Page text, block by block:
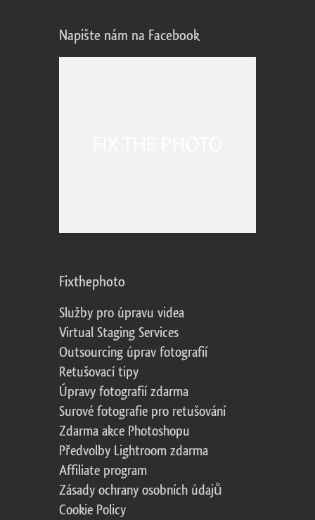
Napište nám na Facebook
Fixthephoto
Služby pro úpravu videa
Virtual Staging Services
Outsourcing úprav fotografií
Retušovací tipy
Úpravy fotografií zdarma
Surové fotografie pro retušování
Zdarma akce Photoshopu
Předvolby Lightroom zdarma
Affiliate program
Zásady ochrany osobních údajů
Cookie Policy